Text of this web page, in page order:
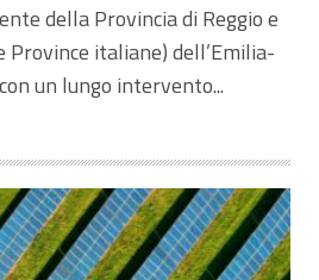
della Provincia di Reggio e
Province italiane) dell’Emilia-
un lungo intervento...